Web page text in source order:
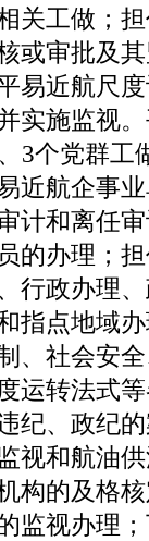
关工做；
或审批及
易近航尺
实施监视
3个党群工
近航企事
计和离任
的办理；
行政办理
指点地域
、社会安
运转法式
纪、政纪
视和航油
构的及格
监视办理